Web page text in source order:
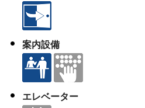
案内設備
エレベーター